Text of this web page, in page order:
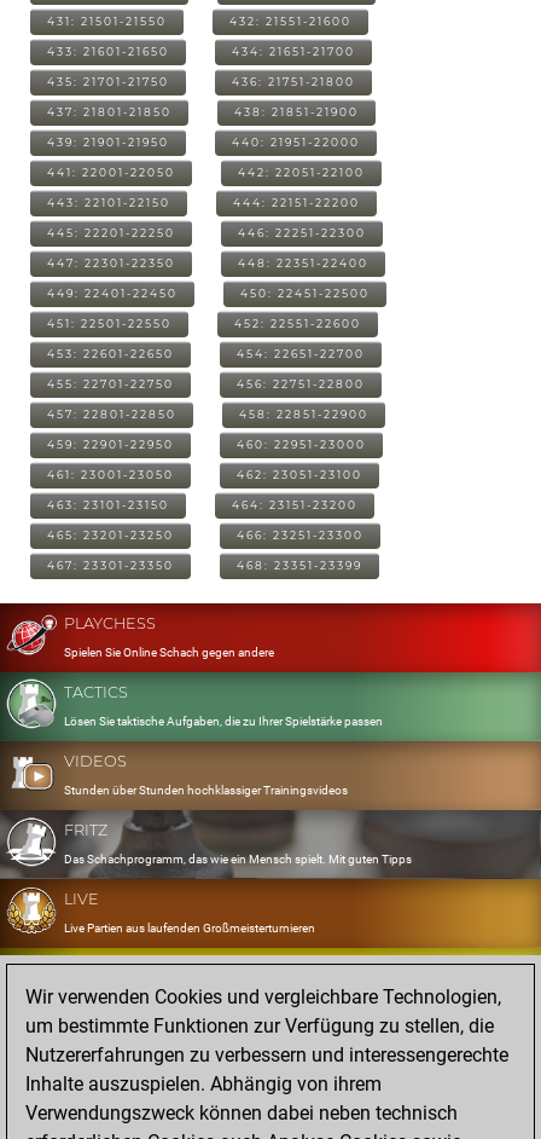
431: 21501-21550 432: 21551-21600
433: 21601-21650 434: 21651-21700
435: 21701-21750 436: 21751-21800
437: 21801-21850 438: 21851-21900
439: 21901-21950 440: 21951-22000
441: 22001-22050 442: 22051-22100
443: 22101-22150 444: 22151-22200
445: 22201-22250 446: 22251-22300
447: 22301-22350 448: 22351-22400
449: 22401-22450 450: 22451-22500
451: 22501-22550 452: 22551-22600
453: 22601-22650 454: 22651-22700
455: 22701-22750 456: 22751-22800
457: 22801-22850 458: 22851-22900
459: 22901-22950 460: 22951-23000
461: 23001-23050 462: 23051-23100
463: 23101-23150 464: 23151-23200
465: 23201-23250 466: 23251-23300
467: 23301-23350 468: 23351-23399
PLAYCHESS
Spielen Sie Online Schach gegen andere
TACTICS
Lösen Sie taktische Aufgaben, die zu Ihrer Spielstärke passen
VIDEOS
Stunden über Stunden hochklassiger Trainingsvideos
FRITZ
Das Schachprogramm, das wie ein Mensch spielt. Mit guten Tipps
LIVE
Live Partien aus laufenden Großmeisterturnieren
OPENINGS
Erfassen und Üben Sie Ihr Eröffnungsrepertoire
DATABASE
Acht Millionen starke Partien
MYGAMES
Speichern und analysieren Sie eigene Partien in der Cloud
Wir verwenden Cookies und vergleichbare Technologien,
um bestimmte Funktionen zur Verfügung zu stellen, die
Nutzererfahrungen zu verbessern und interessengerechte
Inhalte auszuspielen. Abhängig von ihrem
Verwendungszweck können dabei neben technisch